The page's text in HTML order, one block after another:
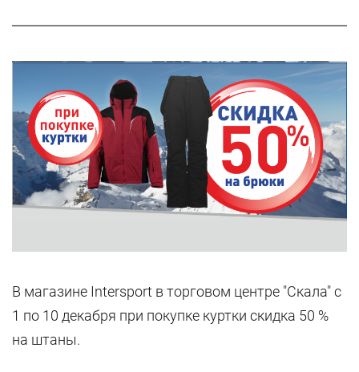
В магазине Intersport в торговом центре "Скала" с
1 по 10 декабря при покупке куртки скидка 50 %
на штаны.